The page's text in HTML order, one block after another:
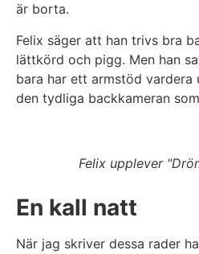
är borta.
Felix säger att han trivs bra
lättkörd och pigg. Men han
bara har ett armstöd
den tydliga backkameran
Felix upplever
En kall natt
När jag skriver dessa rader